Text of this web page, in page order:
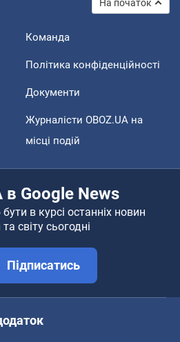
На початок
Команда
Політика конфіденційності
Документи
Журналісти OBOZ.UA на
місці подій
в Google News
в курсі останніх новин
світу сьогодні
Підписатись